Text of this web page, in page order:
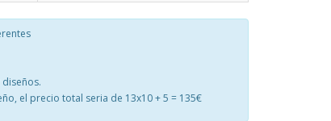
el precio total seria de 13x10 + 5 = 135€